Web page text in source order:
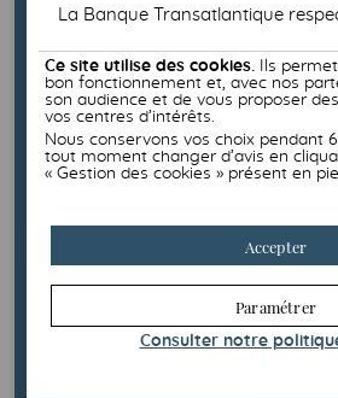
PODCAST ACTUALITÉS FINANCIÈRES
Crise énergétique :
sur vos investissements
Le Moyen-Orient rappelle combien
un sujet clé pour l’économie
La Banque Transatlantique
Ce site utilise des cookies.
Ils
bon fonctionnement et, avec nos
son audience et de vous proposer
vos centres d’intérêts.
Nous conservons vos choix pendant
tout moment changer d’avis en
« Gestion des cookies » présent en
Accepter
Paramétrer
Consulter notre